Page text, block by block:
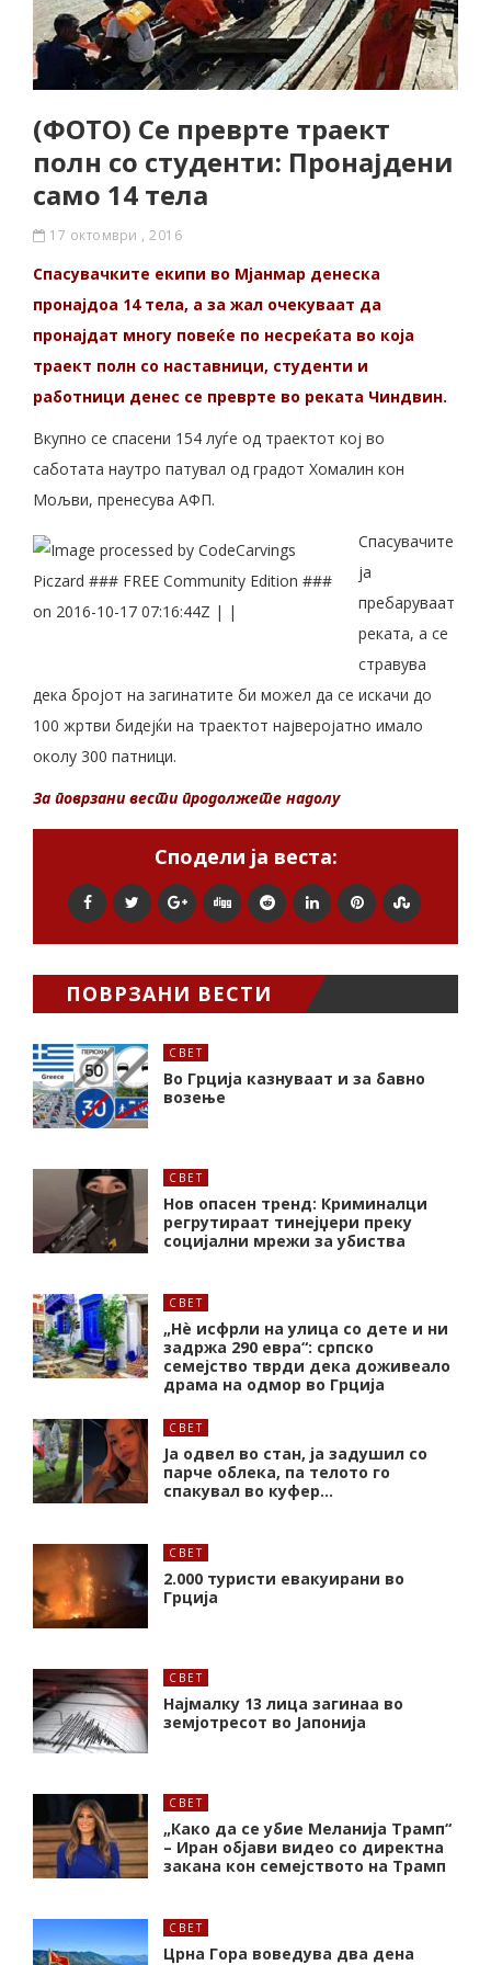
(ФОТО) Се преврте траект
полн со студенти: Пронајдени
само 14 телa
17 октомври , 2016
Спасувачките екипи во Мјанмар денеска
пронајдоа 14 тела, а за жал очекуваат да
пронајдат многу повеќе по несреќата во која
траект полн со наставници, студенти и
работници денес се преврте во реката Чиндвин.
Вкупно се спасени 154 луѓе од траектот кој во
саботата наутро патувал од градот Хомалин кон
Мољви, пренесува АФП.
Спасувачите
ја
пребаруваат
реката, а се
стравува
дека бројот на загинатите би можел да се искачи до
100 жртви бидејќи на траектот најверојатно имало
околу 300 патници.
За поврзани вести продолжете надолу
Сподели ја веста:
ПОВРЗАНИ ВЕСТИ
СВЕТ
Во Грција казнуваат и за бавно
возење
СВЕТ
Нов опасен тренд: Криминалци
регрутираат тинејџери преку
социјални мрежи за убиства
СВЕТ
„Нѐ исфрли на улица со дете и ни
задржа 290 евра“: српско
семејство тврди дека доживеало
драма на одмор во Грција
СВЕТ
Ја одвел во стан, ја задушил со
парче облека, па телото го
спакувал во куфер…
СВЕТ
2.000 туристи евакуирани во
Грција
СВЕТ
Најмалку 13 лица загинаа во
земјотресот во Јапонија
СВЕТ
„Како да се убие Меланија Трамп“
– Иран објави видео со директна
закана кон семејството на Трамп
СВЕТ
Црна Гора воведува два дена